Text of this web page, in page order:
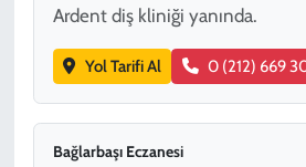
Ardent diş kliniği yanında.
Yol Tarifi Al 0 (212) 669
Bağlarbaşı Eczanesi